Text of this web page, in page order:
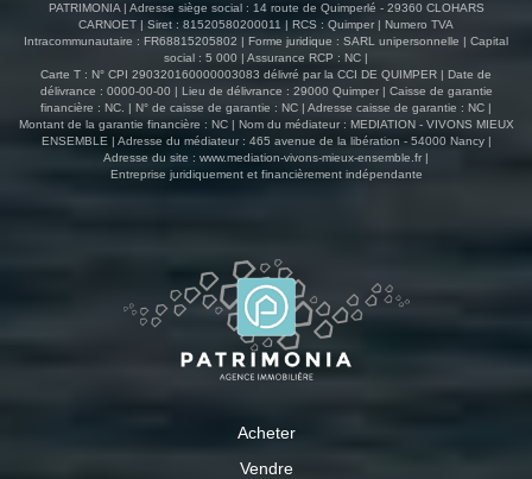
PATRIMONIA | Adresse siège social : 14 route de Quimperlé - 29360 CLOHARS
CARNOET | Siret : 81520580200011 | RCS : Quimper | Numero TVA
Intracommunautaire : FR68815205802 | Forme juridique : SARL unipersonnelle | Capital
social : 5 000 | Assurance RCP : NC |
Carte T : N° CPI 290320160000003083 délivré par la CCI DE QUIMPER | Date de
délivrance : 0000-00-00 | Lieu de délivrance : 29000 Quimper | Caisse de garantie
financière : NC. | N° de caisse de garantie : NC | Adresse caisse de garantie : NC |
Montant de la garantie financière : NC | Nom du médiateur : MEDIATION - VIVONS MIEUX
ENSEMBLE | Adresse du médiateur : 465 avenue de la libération - 54000 Nancy |
Adresse du site : www.mediation-vivons-mieux-ensemble.fr |
Entreprise juridiquement et financièrement indépendante
Acheter
Vendre